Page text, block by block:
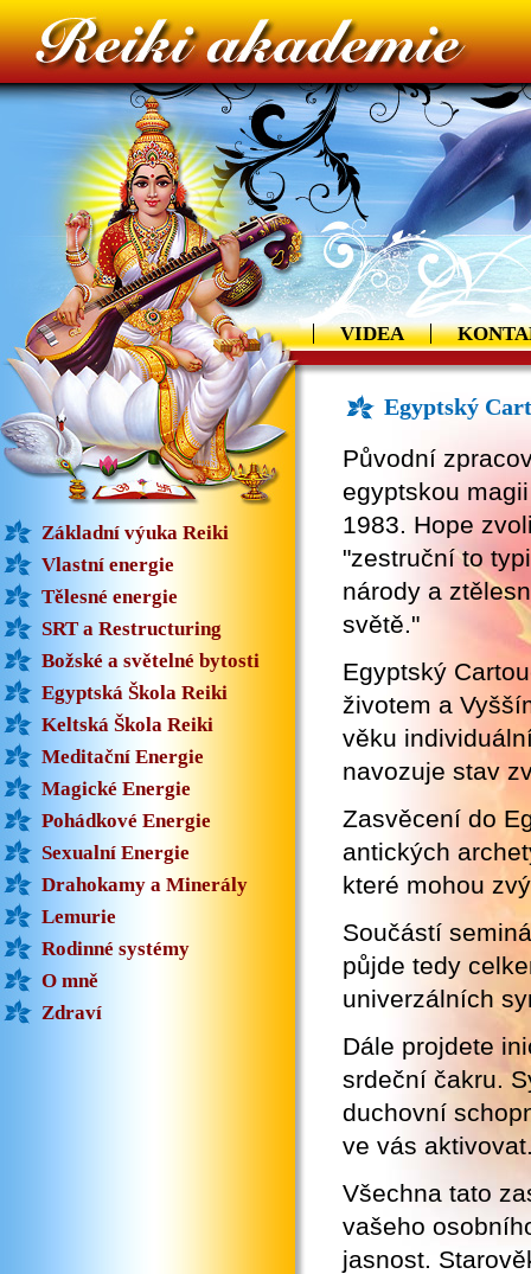
VIDEA
Egyptský
Původní
egyptskou
1983. Hope
"zestruční to
národy a
světě."
Egyptský
životem a
věku
navozuje stav
Zasvěcení do
antických
které mohou
Součástí
půjde tedy
univerzálních
Dále projdete
srdeční čakru.
duchovní
ve vás
Všechna tato
vašeho
jasnost.
Základní výuka Reiki
Vlastní energie
Tělesné energie
SRT a Restructuring
Božské a světelné bytosti
Egyptská Škola Reiki
Keltská Škola Reiki
Meditační Energie
Magické Energie
Pohádkové Energie
Sexualní Energie
Drahokamy a Minerály
Lemurie
Rodinné systémy
O mně
Zdraví